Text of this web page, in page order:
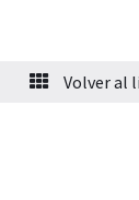
Volver al